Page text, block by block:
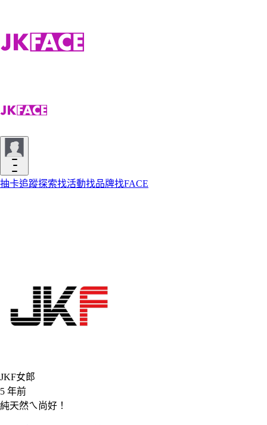
抽卡追蹤探索找活動找品牌找FACE
JKF女郎
5 年前
純天然ㄟ尚好！